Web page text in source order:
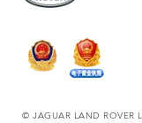
© JAGUAR LAND ROVER